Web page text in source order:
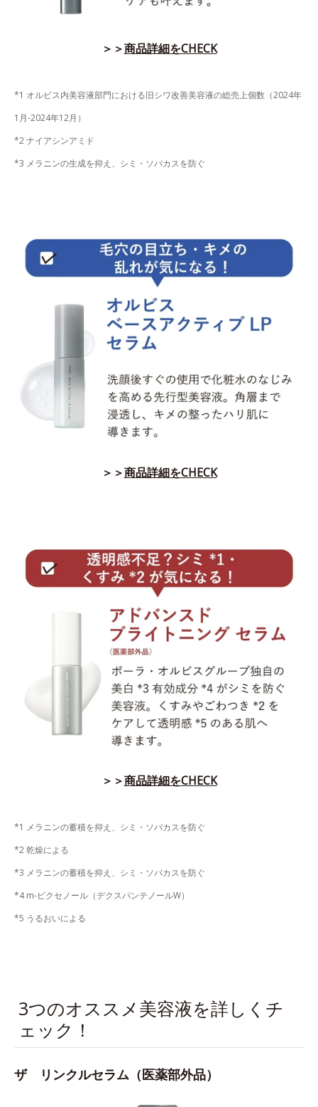
＞＞商品詳細をCHECK
*1 オルビス内美容液部門における旧シワ改善美容液の総売上個数（2024年
1月-2024年12月）
*2 ナイアシンアミド
*3 メラニンの生成を抑え、シミ・ソバカスを防ぐ
＞＞商品詳細をCHECK
＞＞商品詳細をCHECK
*1 メラニンの蓄積を抑え、シミ・ソバカスを防ぐ
*2 乾燥による
*3 メラニンの蓄積を抑え、シミ・ソバカスを防ぐ
*4 m-ピクセノール（デクスパンテノールW）
*5 うるおいによる
3つのオススメ美容液を詳しくチ
ェック！
ザ リンクルセラム（医薬部外品）